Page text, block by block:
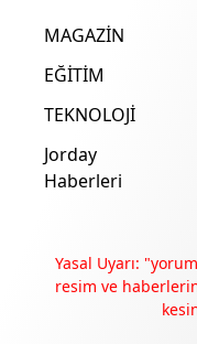
MAGAZİN
EĞİTİM
TEKNOLOJİ
Jorday
Haberleri
Yasal Uyarı:
resim ve